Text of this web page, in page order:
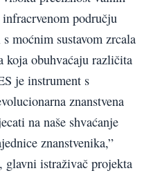
području
moćnim sustavom zrcala
koja obuhvaćaju različita
je instrument s
znanstvena
na naše shvaćanje
znanstvenika,”
glavni istraživač projekta